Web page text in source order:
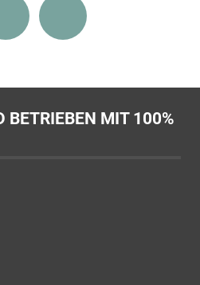
BETRIEBEN MIT 100%